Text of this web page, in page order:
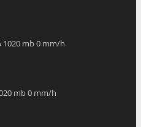
1020 mb0 mm/h
mb0 mm/h